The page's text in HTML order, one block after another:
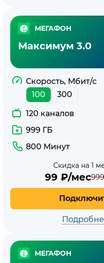
МЕГАФОН
Максимум 3.0
Скорость, Мбит/с
100
300
120 каналов
999 ГБ
800 Минут
Скидка на 1
99 ₽/мес999
МЕГАФОН